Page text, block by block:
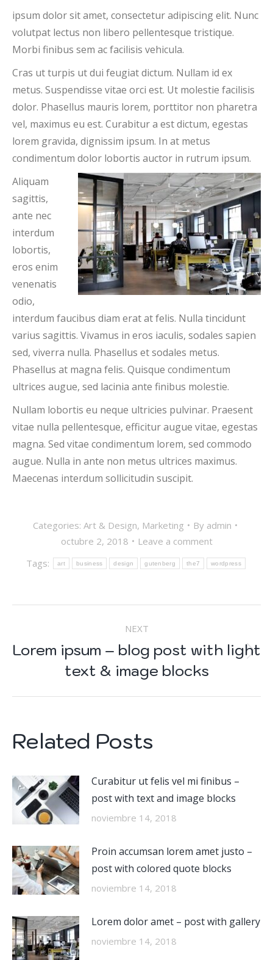
ipsum dolor sit amet, consectetur adipiscing elit. Nunc
volutpat lectus non libero pellentesque tristique.
Morbi finibus sem ac facilisis vehicula.
Cras ut turpis ut dui feugiat dictum. Nullam id ex
metus. Suspendisse vitae orci est. Ut molestie facilisis
dolor. Phasellus mauris lorem, porttitor non pharetra
vel, maximus eu est. Curabitur a est dictum, egestas
lorem gravida, dignissim ipsum. In at metus
condimentum dolor lobortis auctor in rutrum ipsum.
Aliquam
sagittis,
ante nec
interdum
lobortis,
eros enim
venenatis
odio,
interdum faucibus diam erat at felis. Nulla tincidunt
varius sagittis. Vivamus in eros iaculis, sodales sapien
sed, viverra nulla. Phasellus et sodales metus.
Phasellus at magna felis. Quisque condimentum
ultrices augue, sed lacinia ante finibus molestie.
Nullam lobortis eu neque ultricies pulvinar. Praesent
vitae nulla pellentesque, efficitur augue vitae, egestas
magna. Sed vitae condimentum lorem, sed commodo
augue. Nulla in ante non metus ultrices maximus.
Maecenas interdum sollicitudin suscipit.
Categories: Art & Design, Marketing By admin
octubre 2, 2018
Leave a comment
Tags:
art business design gutenberg the7 wordpress
NAVIGATION
NEXT
Next
post:
Lorem ipsum – blog post with light
text & image blocks
Related Posts
Curabitur ut felis vel mi finibus –
post with text and image blocks
noviembre 14, 2018
Proin accumsan lorem amet justo –
post with colored quote blocks
noviembre 14, 2018
Lorem dolor amet – post with gallery
noviembre 14, 2018